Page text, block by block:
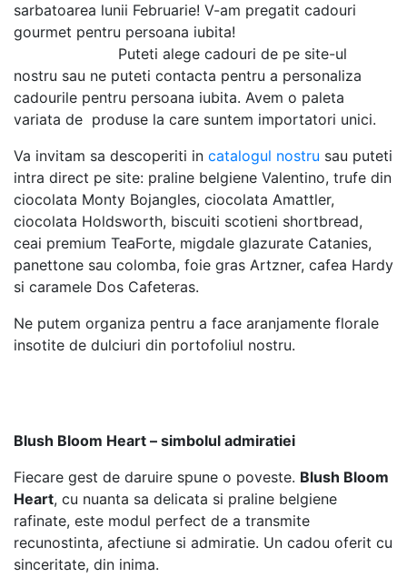
sarbatoarea lunii Februarie! V-am pregatit cadouri
gourmet pentru persoana iubita!
Puteti alege cadouri de pe site-ul
nostru sau ne puteti contacta pentru a personaliza
cadourile pentru persoana iubita. Avem o paleta
variata de produse la care suntem importatori unici.
Va invitam sa descoperiti in catalogul nostru sau puteti
intra direct pe site: praline belgiene Valentino, trufe din
ciocolata Monty Bojangles, ciocolata Amattler,
ciocolata Holdsworth, biscuiti scotieni shortbread,
ceai premium TeaForte, migdale glazurate Catanies,
panettone sau colomba, foie gras Artzner, cafea Hardy
si caramele Dos Cafeteras.
Ne putem organiza pentru a face aranjamente florale
insotite de dulciuri din portofoliul nostru.
Blush Bloom Heart – simbolul admiratiei
Fiecare gest de daruire spune o poveste. Blush Bloom
Heart, cu nuanta sa delicata si praline belgiene
rafinate, este modul perfect de a transmite
recunostinta, afectiune si admiratie. Un cadou oferit cu
sinceritate, din inima.